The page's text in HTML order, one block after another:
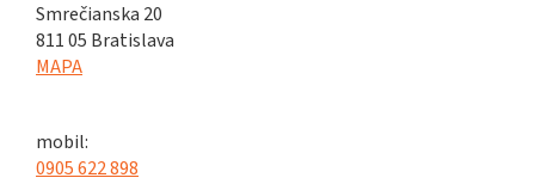
Smrečianska 20
811 05 Bratislava
MAPA
mobil:
0905 622 898